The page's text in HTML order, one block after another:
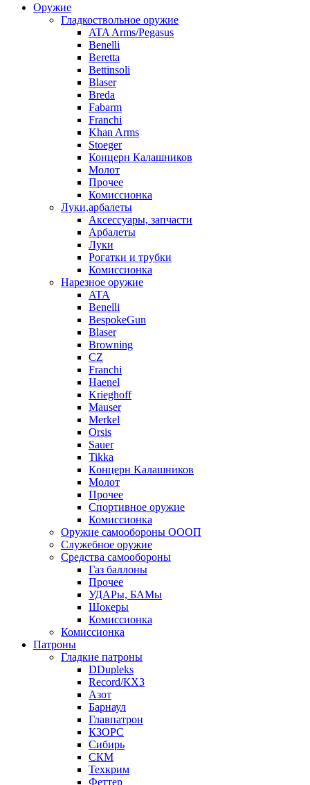
Оружие
Гладкоствольное оружие
ATA Arms/Pegasus
Benelli
Beretta
Bettinsoli
Blaser
Breda
Fabarm
Franchi
Khan Arms
Stoeger
Концерн Калашников
Молот
Прочее
Комиссионка
Луки,арбалеты
Аксессуары, запчасти
Арбалеты
Луки
Рогатки и трубки
Комиссионка
Нарезное оружие
ATA
Benelli
BespokeGun
Blaser
Browning
CZ
Franchi
Haenel
Krieghoff
Mauser
Merkel
Orsis
Sauer
Tikka
Кoнцеpн Kалашников
Молот
Прочее
Спортивное оружие
Комиссионка
Оружие самообороны ОООП
Служебное оружие
Средства самообороны
Газ баллоны
Прочее
УДАРы, БАМы
Шокеры
Комиссионка
Комиссионка
Патроны
Гладкие патроны
DDupleks
Record/КХЗ
Азот
Барнаул
Главпатрон
КЗОРС
Сибирь
СКМ
Техкрим
Феттер